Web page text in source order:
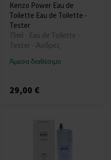
Kenzo Power Eau de
Toilette Eau de Toilette -
Tester
75ml - Eau de Toilette -
Tester - Άνδρες
Άμεσα διαθέσιμο
29,00 €